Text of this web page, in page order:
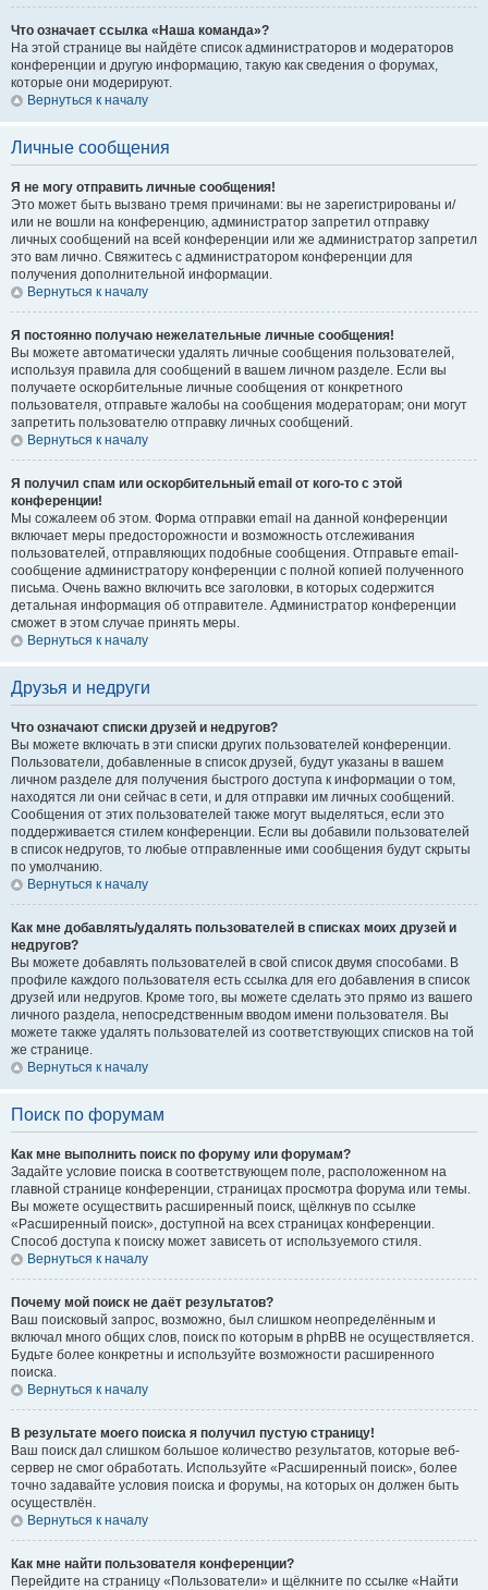
Что означает ссылка «Наша команда»?
На этой странице вы найдёте список администраторов и модераторов
конференции и другую информацию, такую как сведения о форумах,
которые они модерируют.
Вернуться к началу
Личные сообщения
Я не могу отправить личные сообщения!
Это может быть вызвано тремя причинами: вы не зарегистрированы и/
или не вошли на конференцию, администратор запретил отправку
личных сообщений на всей конференции или же администратор запретил
это вам лично. Свяжитесь с администратором конференции для
получения дополнительной информации.
Вернуться к началу
Я постоянно получаю нежелательные личные сообщения!
Вы можете автоматически удалять личные сообщения пользователей,
используя правила для сообщений в вашем личном разделе. Если вы
получаете оскорбительные личные сообщения от конкретного
пользователя, отправьте жалобы на сообщения модераторам; они могут
запретить пользователю отправку личных сообщений.
Вернуться к началу
Я получил спам или оскорбительный email от кого-то с этой
конференции!
Мы сожалеем об этом. Форма отправки email на данной конференции
включает меры предосторожности и возможность отслеживания
пользователей, отправляющих подобные сообщения. Отправьте email-
сообщение администратору конференции с полной копией полученного
письма. Очень важно включить все заголовки, в которых содержится
детальная информация об отправителе. Администратор конференции
сможет в этом случае принять меры.
Вернуться к началу
Друзья и недруги
Что означают списки друзей и недругов?
Вы можете включать в эти списки других пользователей конференции.
Пользователи, добавленные в список друзей, будут указаны в вашем
личном разделе для получения быстрого доступа к информации о том,
находятся ли они сейчас в сети, и для отправки им личных сообщений.
Сообщения от этих пользователей также могут выделяться, если это
поддерживается стилем конференции. Если вы добавили пользователей
в список недругов, то любые отправленные ими сообщения будут скрыты
по умолчанию.
Вернуться к началу
Как мне добавлять/удалять пользователей в списках моих друзей и
недругов?
Вы можете добавлять пользователей в свой список двумя способами. В
профиле каждого пользователя есть ссылка для его добавления в список
друзей или недругов. Кроме того, вы можете сделать это прямо из вашего
личного раздела, непосредственным вводом имени пользователя. Вы
можете также удалять пользователей из соответствующих списков на той
же странице.
Вернуться к началу
Поиск по форумам
Как мне выполнить поиск по форуму или форумам?
Задайте условие поиска в соответствующем поле, расположенном на
главной странице конференции, страницах просмотра форума или темы.
Вы можете осуществить расширенный поиск, щёлкнув по ссылке
«Расширенный поиск», доступной на всех страницах конференции.
Способ доступа к поиску может зависеть от используемого стиля.
Вернуться к началу
Почему мой поиск не даёт результатов?
Ваш поисковый запрос, возможно, был слишком неопределённым и
включал много общих слов, поиск по которым в phpBB не осуществляется.
Будьте более конкретны и используйте возможности расширенного
поиска.
Вернуться к началу
В результате моего поиска я получил пустую страницу!
Ваш поиск дал слишком большое количество результатов, которые веб-
сервер не смог обработать. Используйте «Расширенный поиск», более
точно задавайте условия поиска и форумы, на которых он должен быть
осуществлён.
Вернуться к началу
Как мне найти пользователя конференции?
Перейдите на страницу «Пользователи» и щёлкните по ссылке «Найти